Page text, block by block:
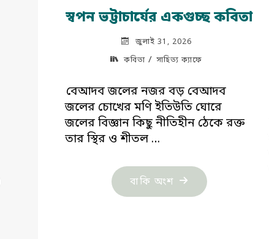
স্বপন ভট্টাচার্যের একগুচ্ছ কবিতা
জুলাই 31, 2026
কবিতা/ সাহিত্য ক্যাফে
বেআদব জলের নজর বড় বেআদব
জলের চোখের মণি ইতিউতি ঘোরে
জলের বিজ্ঞান কিছু নীতিহীন ঠেকে রক্ত
তার স্থির ও শীতল …
বাকি অংশ "স্বপন
ভট্টাচার্যের